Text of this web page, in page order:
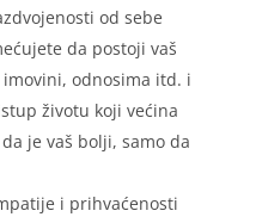
od sebe
da postoji vaš
odnosima itd. i
životu koji većina
je vaš bolji, samo da
i prihvaćenosti